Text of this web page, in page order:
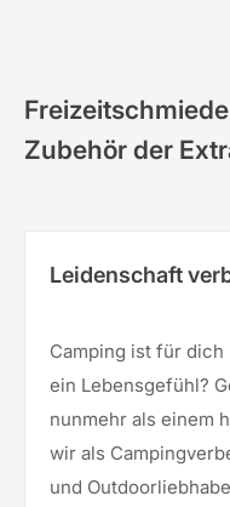
Zubehör der
Leidenschaft
Camping ist für dich
ein Lebensgefühl?
nunmehr als einem
wir als
und